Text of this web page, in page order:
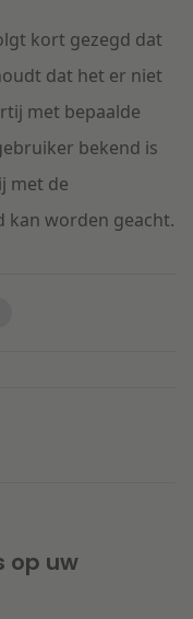
kort gezegd dat
dat het er niet
met bepaalde
bekend is
met de
kan worden geacht.
op uw